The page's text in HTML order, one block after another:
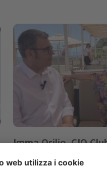
Imma Orilio, CIO
i progetti PNRR”